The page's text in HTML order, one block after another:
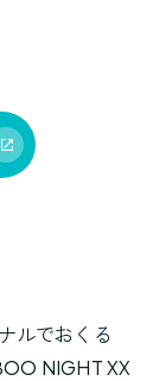
ルでおくる
NIGHT XX